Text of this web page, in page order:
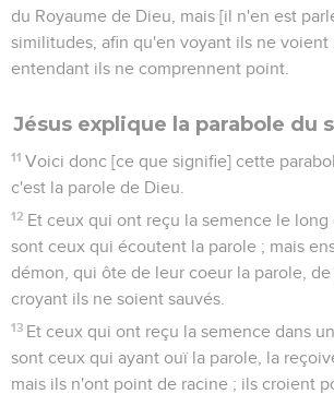
du Royaume de Dieu, mais [il n'en est
similitudes, afin qu'en voyant ils ne voient
entendant ils ne comprennent point.
Jésus explique la parabole du
11 Voici donc [ce que signifie] cette
c'est la parole de Dieu.
12 Et ceux qui ont reçu la semence le
sont ceux qui écoutent la parole ; mais
démon, qui ôte de leur coeur la parole,
croyant ils ne soient sauvés.
13 Et ceux qui ont reçu la semence dans
sont ceux qui ayant ouï la parole, la
mais ils n'ont point de racine ; ils croient